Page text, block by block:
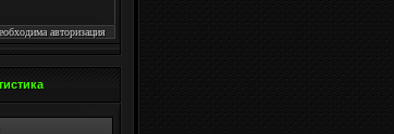
авторизация